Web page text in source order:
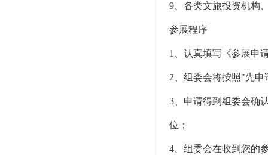
9、各类文旅投资机构
参展程序
1、认真填写《参展申
2、组委会将按照"先
3、申请得到组委会确
位；
4、组委会在收到您的